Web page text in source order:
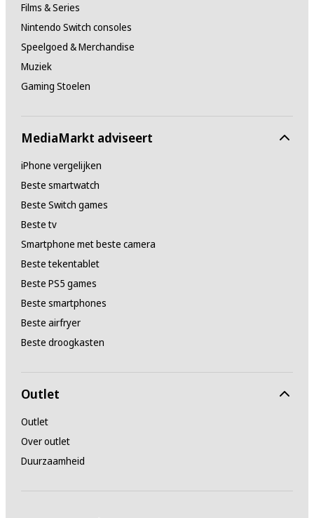
Films & Series
Nintendo Switch consoles
Speelgoed & Merchandise
Muziek
Gaming Stoelen
MediaMarkt adviseert
iPhone vergelijken
Beste smartwatch
Beste Switch games
Beste tv
Smartphone met beste camera
Beste tekentablet
Beste PS5 games
Beste smartphones
Beste airfryer
Beste droogkasten
Outlet
Outlet
Over outlet
Duurzaamheid